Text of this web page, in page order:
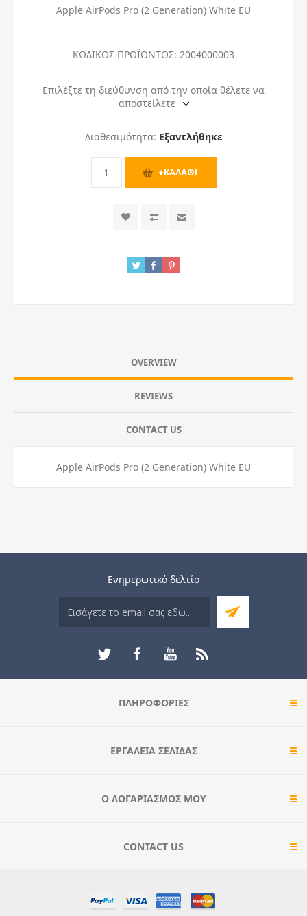
Apple AirPods Pro (2 Generation) White EU
ΚΩΔΙΚΟΣ ΠΡΟΪΟΝΤΟΣ: 2004000003
Επιλέξτε τη διεύθυνση από την οποία θέλετε να
αποστείλετε
Διαθεσιμότητα: Εξαντλήθηκε
OVERVIEW
REVIEWS
CONTACT US
Apple AirPods Pro (2 Generation) White EU
Ενημερωτικό δελτίο
ΠΛΗΡΟΦΟΡΊΕΣ
ΕΡΓΑΛΕΊΑ ΣΕΛΊΔΑΣ
Ο ΛΟΓΑΡΙΑΣΜΌΣ ΜΟΥ
CONTACT US